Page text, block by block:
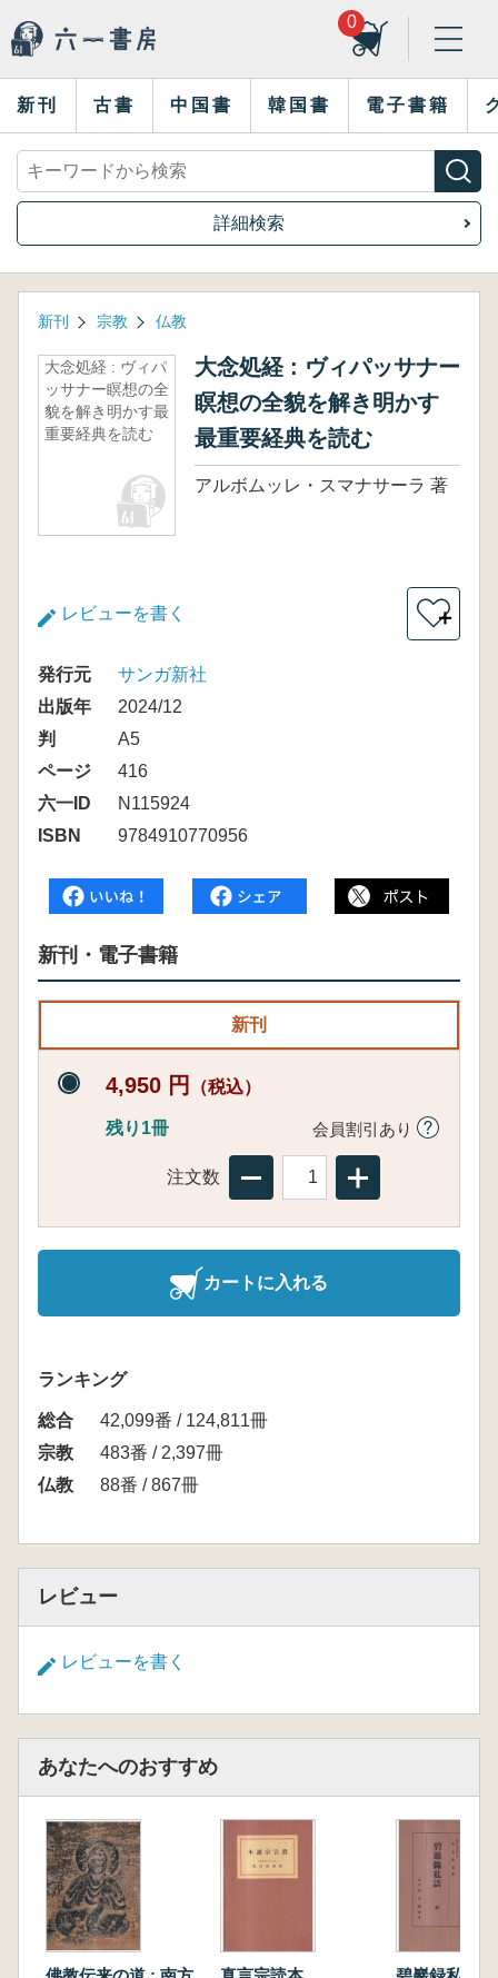
0
新刊 古書 中国書 韓国書 電子書籍
詳細検索
新刊 宗教 仏教
大念処経 : ヴィパ
ッサナー瞑想の全
貌を解き明かす最
重要経典を読む
大念処経 : ヴィパッサナー
瞑想の全貌を解き明かす
最重要経典を読む
アルボムッレ・スマナサーラ 著
レビューを書く ＋
発行元
サンガ新社
出版年
2024/12
判
A5
ページ
416
六一ID
N115924
ISBN
9784910770956
新刊・電子書籍
新刊
4,950 円 （税込）
残り1冊 会員割引あり
注文数
カートに入れる
ランキング
総合
42,099番 / 124,811冊
宗教
483番 / 2,397冊
仏教
88番 / 867冊
レビュー
レビューを書く
あなたへのおすすめ